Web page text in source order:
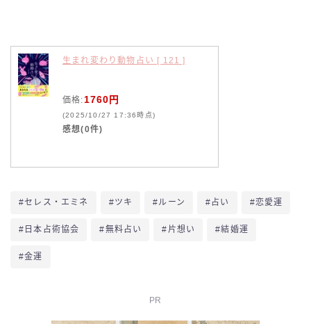
生まれ変わり動物占い [ 121 ]
価格: 1760円
(2025/10/27 17:36時点)
感想(0件)
#セレス・エミネ #ツキ #ルーン #占い #恋愛運
#日本占術協会 #無料占い #片想い #結婚運
#金運
PR